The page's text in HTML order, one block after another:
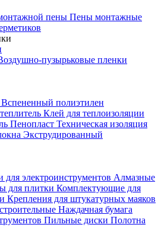
пены Пены монтажные
пузырьковые пленки
Вспененный полиэтилен
Клей для теплоизоляции
Пенопласт Техническая изоляция
Экструдированный
электроинструментов Алмазные
для плитки Комплектующие для
Крепления для штукатурных маяков
Наждачная бумага
Пильные диски Полотна